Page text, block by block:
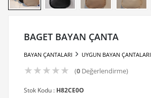
BAGET BAYAN ÇANTA
BAYAN ÇANTALARI UYGUN BAYAN ÇANTALARI
★★★★★ (0Değerlendirme)
Stok Kodu : H82CE0O